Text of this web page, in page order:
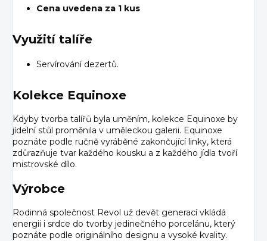
Cena uvedena za 1 kus
Využití talíře
Servírování dezertů.
Kolekce Equinoxe
Kdyby tvorba talířů byla uměním, kolekce Equinoxe by
jídelní stůl proměnila v uměleckou galerii. Equinoxe
poznáte podle ručně vyráběné zakončující linky, která
zdůrazňuje tvar každého kousku a z každého jídla tvoří
mistrovské dílo.
Výrobce
Rodinná společnost Revol už devět generací vkládá
energii i srdce do tvorby jedinečného porcelánu, který
poznáte podle originálního designu a vysoké kvality.